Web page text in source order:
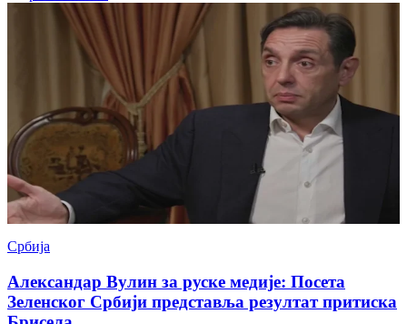
Србија
Александар Вулин за руске медије: Посета
Зеленског Србији представља резултат притиска